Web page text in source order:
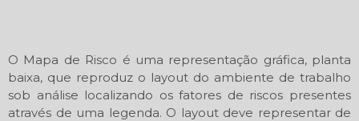
O Mapa de Risco é uma representação gráfica, planta
baixa, que reproduz o layout do ambiente de trabalho
sob análise localizando os fatores de riscos presentes
através de uma legenda. O layout deve representar de